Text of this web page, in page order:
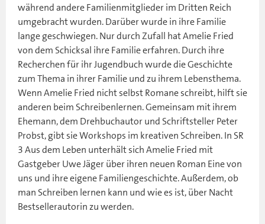
während andere Familienmitglieder im Dritten Reich
umgebracht wurden. Darüber wurde in ihre Familie
lange geschwiegen. Nur durch Zufall hat Amelie Fried
von dem Schicksal ihre Familie erfahren. Durch ihre
Recherchen für ihr Jugendbuch wurde die Geschichte
zum Thema in ihrer Familie und zu ihrem Lebensthema.
Wenn Amelie Fried nicht selbst Romane schreibt, hilft sie
anderen beim Schreibenlernen. Gemeinsam mit ihrem
Ehemann, dem Drehbuchautor und Schriftsteller Peter
Probst, gibt sie Workshops im kreativen Schreiben. In SR
3 Aus dem Leben unterhält sich Amelie Fried mit
Gastgeber Uwe Jäger über ihren neuen Roman Eine von
uns und ihre eigene Familiengeschichte. Außerdem, ob
man Schreiben lernen kann und wie es ist, über Nacht
Bestsellerautorin zu werden.